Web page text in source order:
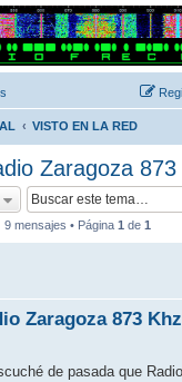
VISTO EN LA RED
Zaragoza 873
9 mensajes • Página 1 de 1
Zaragoza 873
de pasada que